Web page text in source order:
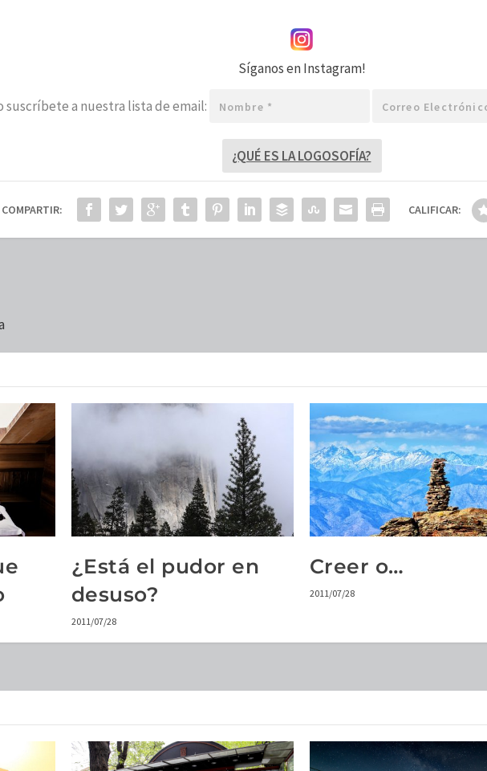
Síganos en Instagram!
suscríbete a nuestra lista de email:
electrónico
¿QUÉ ES LA LOGOSOFÍA?
COMPARTIR: CALIFICAR:
¿Está el pudor en
desuso?
2011/07/28
Creer o…
2011/07/28